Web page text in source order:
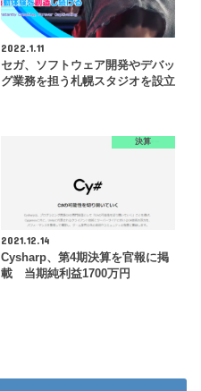
2022.1.11
セガ、ソフトウェア開発やデバッ
グ業務を担う札幌スタジオを設立
決算
2021.12.14
Cysharp、第4期決算を官報に掲
載 当期純利益1700万円